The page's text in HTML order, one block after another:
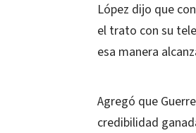
López dijo que
el trato con su
esa manera
Agregó que
credibilidad